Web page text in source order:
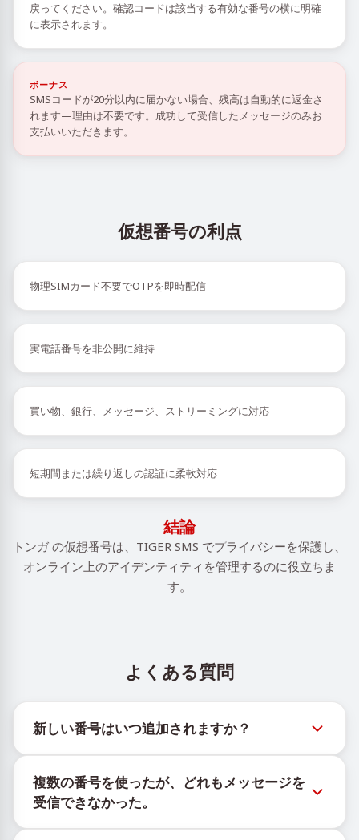
戻ってください。確認コードは該当する有効な番号の横に明確
に表示されます。
ボーナス
SMSコードが20分以内に届かない場合、残高は自動的に返金さ
れます—理由は不要です。成功して受信したメッセージのみお
支払いいただきます。
仮想番号の利点
物理SIMカード不要でOTPを即時配信
実電話番号を非公開に維持
買い物、銀行、メッセージ、ストリーミングに対応
短期間または繰り返しの認証に柔軟対応
結論
トンガ の仮想番号は、TIGER SMS でプライバシーを保護し、
オンライン上のアイデンティティを管理するのに役立ちま
す。
よくある質問
新しい番号はいつ追加されますか？
@TigerSMSofficial_bot で確認できます。このチャン
ネルは最新の番号在庫にアクセスできるよう、タイム
リーな更新を提供します。
複数の番号を使ったが、どれもメッセージを
受信できなかった。